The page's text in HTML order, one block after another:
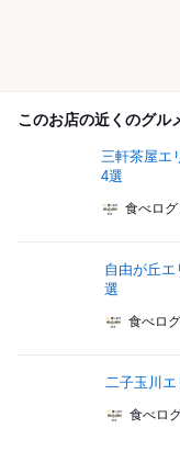
このお店の近くのグル
三軒茶屋エ
4選
食べロ
自由が丘
選
食べロ
二子玉川
食べロ